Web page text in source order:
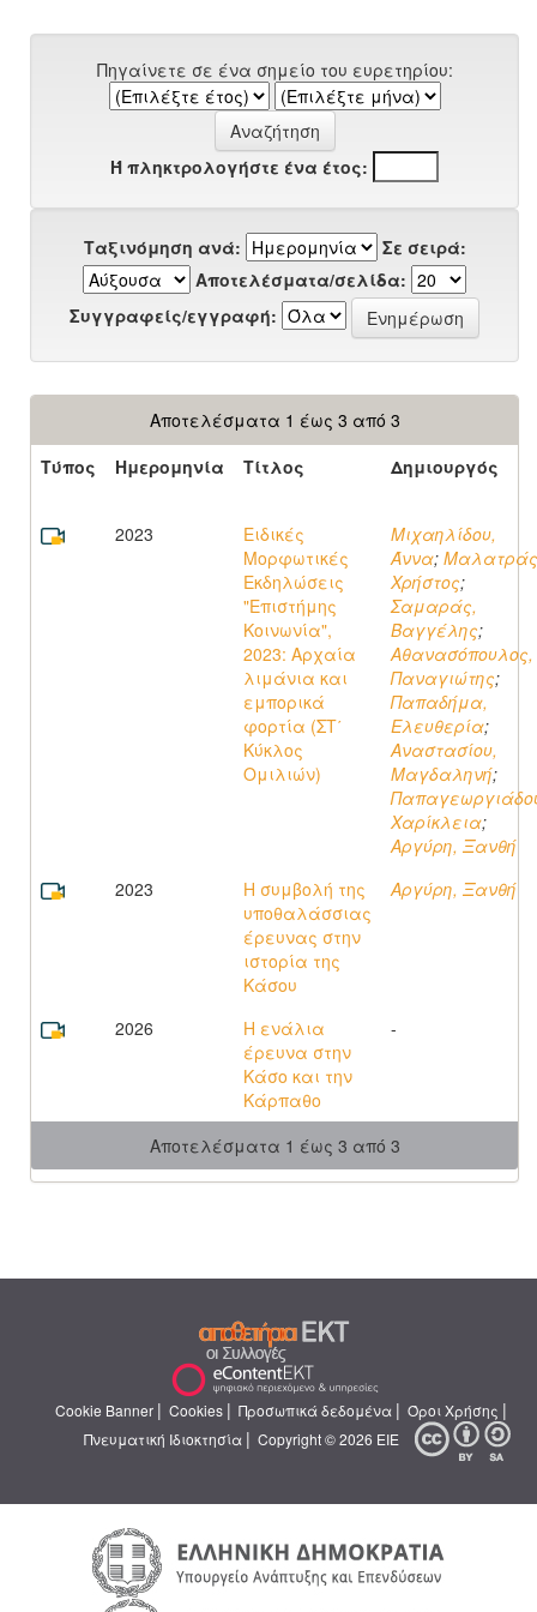
Πηγαίνετε σε ένα σημείο του ευρετηρίου:
Ή πληκτρολογήστε ένα έτος:
Ταξινόμηση ανά:
Σε σειρά:
Αποτελέσματα/σελίδα:
Συγγραφείς/εγγραφή:
Αποτελέσματα 1 έως 3 από 3
Τύπος
Ημερομηνία Τίτλος Δημιουργός
2023
Ειδικές
Μορφωτικές
Εκδηλώσεις
"Επιστήμης
Κοινωνία",
2023: Αρχαία
λιμάνια και
εμπορικά
φορτία (ΣΤ΄
Κύκλος
Ομιλιών)
Μιχαηλίδου,
Άννα;
Χρήστος;
Σαμαράς,
Βαγγέλης;
Αθανασόπουλος,
Παναγιώτης;
Παπαδήμα,
Ελευθερία;
Αναστασίου,
Μαγδαληνή;
Χαρίκλεια;
Αργύρη, Ξανθή
2023
Η συμβολή της
υποθαλάσσιας
έρευνας στην
ιστορία της
Κάσου
Αργύρη, Ξανθή
2026
Η ενάλια
έρευνα στην
Κάσο και την
Κάρπαθο
-
Αποτελέσματα 1 έως 3 από 3
Cookie Banner | Cookies | Προσωπικά δεδομένα | Όροι Χρήσης |
Πνευματική Ιδιοκτησία | Copyright © 2026 ΕΙΕ